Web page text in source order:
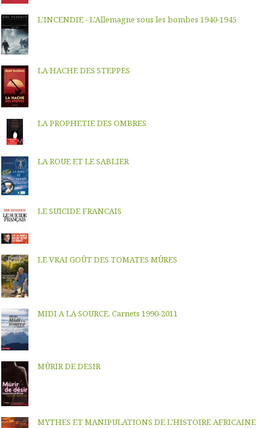
L'INCENDIE - L'Allemagne sous les bombes 1940-1945
LA HACHE DES STEPPES
LA PROPHETIE DES OMBRES
LA ROUE ET LE SABLIER
LE SUICIDE FRANCAIS
LE VRAI GOÛT DES TOMATES MÛRES
MIDI A LA SOURCE, Carnets 1990-2011
MÛRIR DE DESIR
MYTHES ET MANIPULATIONS DE L'HISTOIRE AFRICAINE